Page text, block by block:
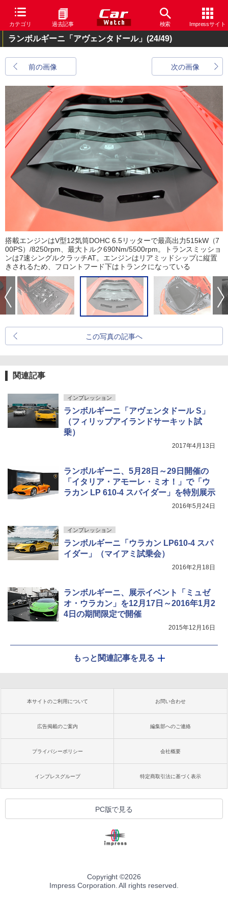
カテゴリ 過去記事 検索 Impressサイト
ランボルギーニ「アヴェンタドール」 (24/49)
前の画像 次の画像
搭載エンジンはV型12気筒DOHC 6.5リッターで最高出力515kW（7
00PS）/8250rpm、最大トルク690Nm/5500rpm。トランスミッショ
ンは7速シングルクラッチAT。エンジンはリアミッドシップに縦置
きされるため、フロントフード下はトランクになっている
この写真の記事へ
関連記事
インプレッション
ランボルギーニ「アヴェンタドール S」
（フィリップアイランドサーキット試
乗）
2017年4月13日
ランボルギーニ、5月28日～29日開催の
「イタリア・アモーレ・ミオ！」で「ウ
ラカン LP 610-4 スパイダー」を特別展示
2016年5月24日
インプレッション
ランボルギーニ「ウラカン LP610-4 スパ
イダー」（マイアミ試乗会）
2016年2月18日
ランボルギーニ、展示イベント「ミュゼ
オ・ウラカン」を12月17日～2016年1月2
4日の期間限定で開催
2015年12月16日
もっと関連記事を見る
本サイトのご利用について お問い合わせ
広告掲載のご案内 編集部へのご連絡
プライバシーポリシー 会社概要
インプレスグループ 特定商取引法に基づく表示
PC版で見る
Copyright ©2026
Impress Corporation. All rights reserved.